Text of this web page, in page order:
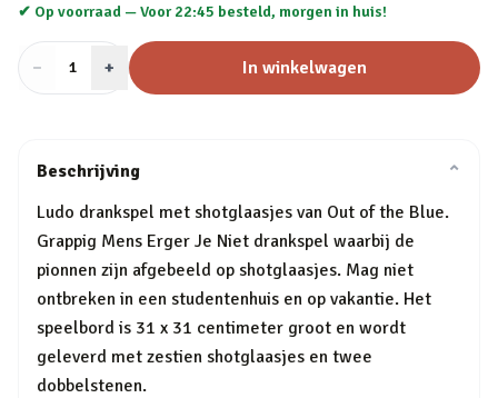
✔ Op voorraad —Voor 22:45 besteld, morgen in huis!
− Aantal
1 + In winkelwagen
Beschrijving
⌄
Ludo drankspel met shotglaasjes van Out of the Blue.
Grappig Mens Erger Je Niet drankspel waarbij de
pionnen zijn afgebeeld op shotglaasjes. Mag niet
ontbreken in een studentenhuis en op vakantie. Het
speelbord is 31 x 31 centimeter groot en wordt
geleverd met zestien shotglaasjes en twee
dobbelstenen.